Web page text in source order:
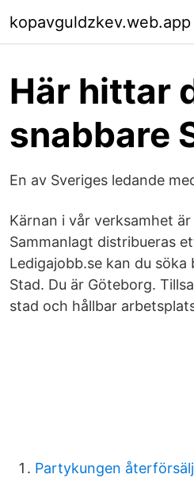
kopavguldzkev.web.app
Här hittar
snabbare
En av Sveriges ledande
Kärnan i vår verksamhet
Sammanlagt distribueras
Ledigajobb.se kan du
Stad. Du är Göteborg.
stad och hållbar
Partykungen